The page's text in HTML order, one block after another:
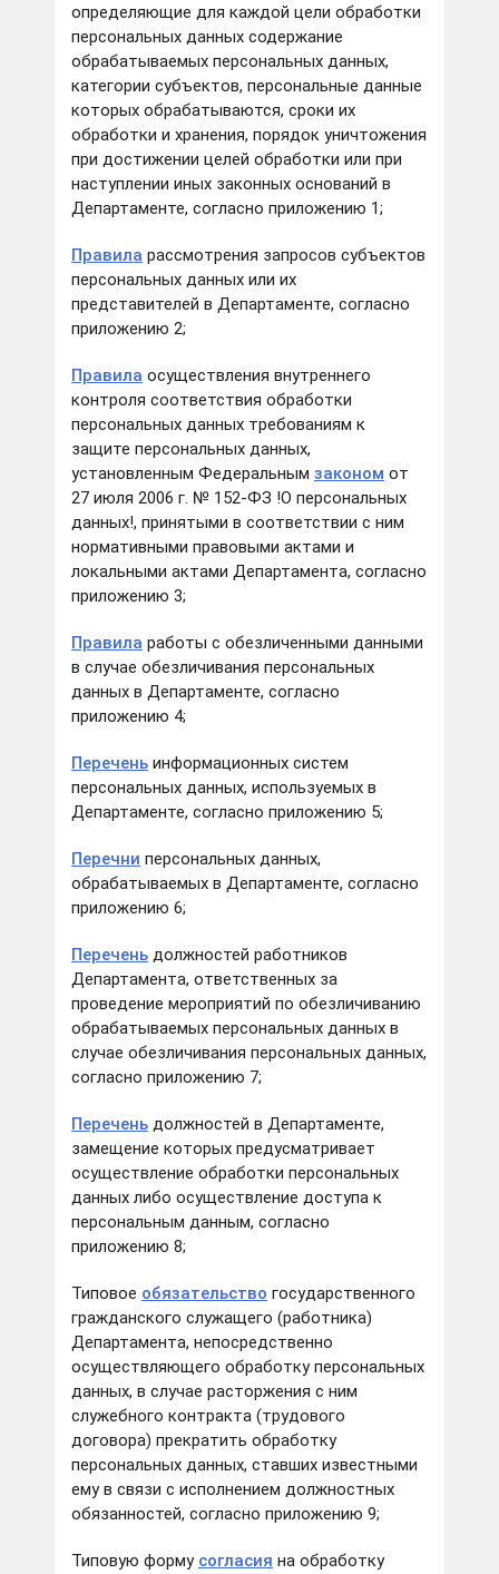
определяющие для каждой цели обработки
персональных данных содержание
обрабатываемых персональных данных,
категории субъектов, персональные данные
которых обрабатываются, сроки их
обработки и хранения, порядок уничтожения
при достижении целей обработки или при
наступлении иных законных оснований в
Департаменте, согласно приложению 1;
Правила рассмотрения запросов субъектов
персональных данных или их
представителей в Департаменте, согласно
приложению 2;
Правила осуществления внутреннего
контроля соответствия обработки
персональных данных требованиям к
защите персональных данных,
установленным Федеральным законом от
27 июля 2006 г. № 152-ФЗ !О персональных
данных!, принятыми в соответствии с ним
нормативными правовыми актами и
локальными актами Департамента, согласно
приложению 3;
Правила работы с обезличенными данными
в случае обезличивания персональных
данных в Департаменте, согласно
приложению 4;
Перечень информационных систем
персональных данных, используемых в
Департаменте, согласно приложению 5;
Перечни персональных данных,
обрабатываемых в Департаменте, согласно
приложению 6;
Перечень должностей работников
Департамента, ответственных за
проведение мероприятий по обезличиванию
обрабатываемых персональных данных в
случае обезличивания персональных данных,
согласно приложению 7;
Перечень должностей в Департаменте,
замещение которых предусматривает
осуществление обработки персональных
данных либо осуществление доступа к
персональным данным, согласно
приложению 8;
Типовое обязательство государственного
гражданского служащего (работника)
Департамента, непосредственно
осуществляющего обработку персональных
данных, в случае расторжения с ним
служебного контракта (трудового
договора) прекратить обработку
персональных данных, ставших известными
ему в связи с исполнением должностных
обязанностей, согласно приложению 9;
Типовую форму согласия на обработку